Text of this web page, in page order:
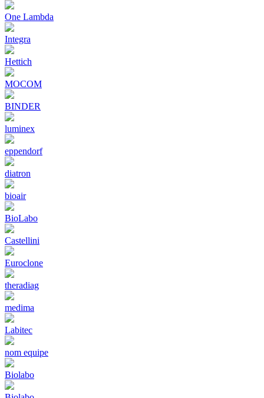
One Lambda
Integra
Hettich
MOCOM
BINDER
luminex
eppendorf
diatron
bioair
BioLabo
Castellini
Euroclone
theradiag
medima
Labitec
nom equipe
Biolabo